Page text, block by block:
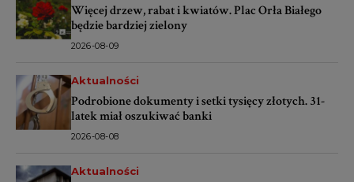
Więcej drzew, rabat i kwiatów. Plac Orła Białego
będzie bardziej zielony
2026-08-09
Aktualności
Podrobione dokumenty i setki tysięcy złotych. 31-
latek miał oszukiwać banki
2026-08-08
Aktualności